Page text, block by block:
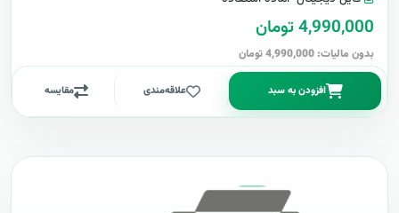
4,990,000 تومان
بدون مالیات: 4,990,000 تومان
افزودن به سبد علاقه‌مندی مقایسه